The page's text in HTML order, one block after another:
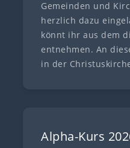
Gemeinden und
herzlich dazu
könnt ihr aus dem
entnehmen. An
in der
Alpha-Kurs